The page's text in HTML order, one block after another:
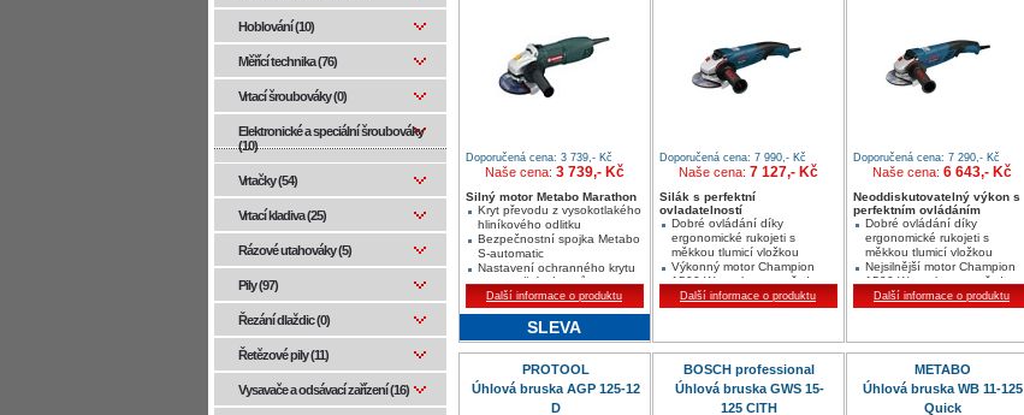
Doporučená cena: 3 739,- Kč
Naše cena: 3 739,- Kč
Silný motor Metabo Marathon
Kryt převodu z vysokotlakého
hliníkového odlitku
Bezpečnostní spojka Metabo
S-automatic
Nastavení ochranného krytu
bez použití nástrojů
Další informace o produktu
SLEVA
Doporučená cena: 7 990,- Kč
Naše cena: 7 127,- Kč
Silák s perfektní
ovladatelností
Dobré ovládání díky
ergonomické rukojeti s
měkkou tlumicí vložkou
Výkonný motor Champion
1500 W s ochranou před
opětovným zapnutím
Stop zpětného rázu:
okamžitě vypne nářadí
Další informace o produktu
Doporučená cena: 7 290,- Kč
Naše cena: 6 643,- Kč
Neoddiskutovatelný výkon s
perfektním ovládáním
Dobré ovládání díky
ergonomické rukojeti s
měkkou tlumicí vložkou
Nejsilnější motor Champion
1500 W s ochranou před
opětovným zapnutím
Stop zpětného rázu:
okamžitě vypne nářadí
Další informace o produktu
PROTOOL
Úhlová bruska AGP 125-12
D
BOSCH professional
Úhlová bruska GWS 15-
125 CITH
METABO
Úhlová bruska WB 11-125
Quick
Hoblování (10)
Měřící technika (76)
Vrtací šroubováky (0)
Elektronické a speciální šroubováky
(10)
Vrtačky (54)
Vrtací kladiva (25)
Rázové utahováky (5)
Pily (97)
Řezání dlaždic (0)
Řetězové pily (11)
Vysavače a odsávací zařízení (16)